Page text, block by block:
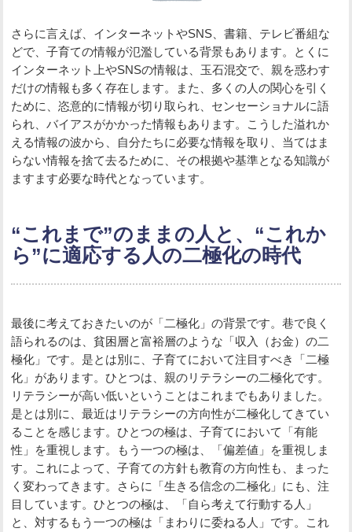
さらに言えば、インターネットやSNS、書籍、テレビ番組な
どで、子育ての情報が氾濫している背景もあります。とくに
インターネット上やSNSの情報は、玉石混交で、親を惑わす
だけの情報も多く存在します。また、多くの人の関心を引く
ために、恣意的に情報が切り取られ、センセーショナルに語
られ、バイアスがかかった情報もあります。こうした溢れか
える情報の波から、自分たちに必要な情報を取り、当てはま
らない情報を捨て去るために、その根拠や基準となる知識が
ますます必要な時代となっています。
“これまで”のままの人と、“これか
ら”に適応する人の二極化の時代
最後に考えておきたいのが「二極化」の背景です。巷で良く
語られるのは、貧困層と富裕層のような「収入（お金）の二
極化」です。是とは別に、子育てにおいて注目すべき「二極
化」があります。ひとつは、親のリテラシーの二極化です。
リテラシーが高い低いということはこれまでもありました。
是とは別に、最近はリテラシーの方向性が二極化してきてい
ることを感じます。ひとつの極は、子育てにおいて「有能
性」を重視します。もう一つの極は、「偏差値」を重視しま
す。これによって、子育ての方針も教育の方向性も、まった
く変わってきます。さらに「生きる信念の二極化」にも、注
目しています。ひとつの極は、「自ら考えて行動する人」
と、対するもう一つの極は「まわりに委ねる人」です。これ